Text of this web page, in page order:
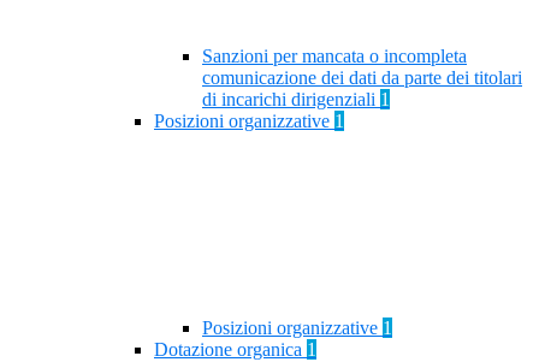
Sanzioni per mancata o incompleta
comunicazione dei dati da parte dei titolari
di incarichi dirigenziali 1
Posizioni organizzative 1
Posizioni organizzative 1
Dotazione organica 1